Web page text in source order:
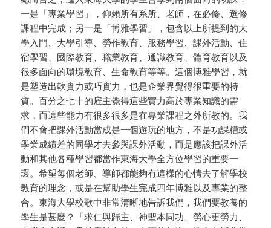
一是「專業學習」，仰賴所有系所、老師，在必修、選修
課程中完成；另一是「博雅學習」，包含以上所提到的大
學入門、大學引導、勞作教育、服務學習、課外活動、住
宿學習、國際教育、職業教育、通識教育、體育教育以及
很多面向的環境教育、生命教育等等。這個博雅學習，就
是塑造出軟實力或巧實力，也是企業界覺得很重要的特
質。百分之七十的雇主覺得這些實力高於專業知識的需
求，而這些能力有很多很多是在專業課程之外所教的。我
們不會把課外活動當成是一個遊玩的地方，不是功課糟或
學業成績差的同學才去參與課外活動，而是應該把課外活
動和其他各種學習都當作東海大學全方位學習的重要一
環。希望每個老師、導師都能夠有這樣的心情去了解學校
教育的理念，或是在幫助學生完成四年博雅以及專業的整
合。東海大學校歌中非常清晰地告訴我們，我們要教養的
學生是甚麼？「求仁與歸主、神聖本同功、勞心更勞力、